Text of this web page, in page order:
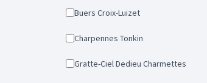
Buers Croix-Luizet
Charpennes Tonkin
Gratte-Ciel Dedieu Charmettes